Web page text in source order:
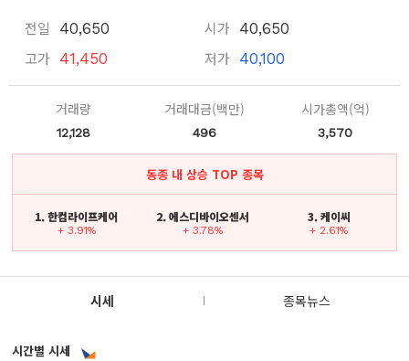
전일 40,650
고가 41,450
시가 40,650
저가 40,100
거래량
12,128
거래대금(백만)
496
시가총액(억)
3,570
동종 내 상승 TOP 종목
1. 한컴라이프케어
+ 3.91%
2. 에스디바이오센서
+ 3.78%
3. 케이씨
+ 2.61%
시세 종목뉴스
시간별 시세